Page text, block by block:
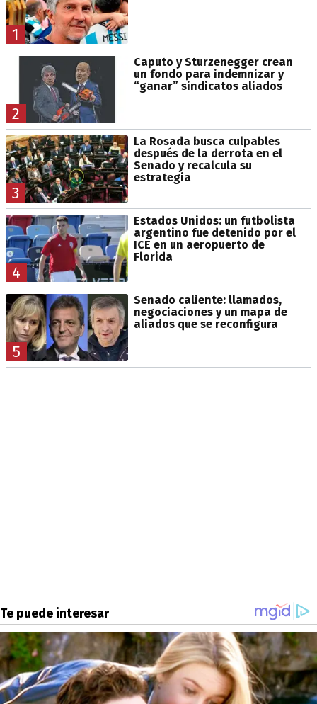
1
2
Caputo y Sturzenegger crean
un fondo para indemnizar y
“ganar” sindicatos aliados
3
La Rosada busca culpables
después de la derrota en el
Senado y recalcula su
estrategia
4
Estados Unidos: un futbolista
argentino fue detenido por el
ICE en un aeropuerto de
Florida
5
Senado caliente: llamados,
negociaciones y un mapa de
aliados que se reconfigura